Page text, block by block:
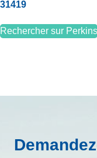
31419
Rechercher sur Perkins